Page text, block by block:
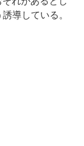
導している。